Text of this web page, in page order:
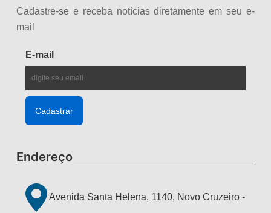
Cadastre-se e receba notícias diretamente em seu e-
mail
E-mail
Endereço
Avenida Santa Helena, 1140, Novo Cruzeiro -